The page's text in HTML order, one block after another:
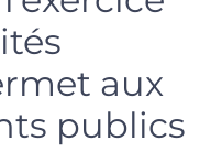
aux
publics